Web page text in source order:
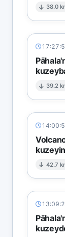
38.0
39.2
42.7